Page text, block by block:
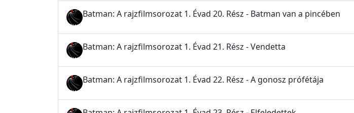
Batman: A rajzfilmsorozat 1. Évad 20. Rész - Batman van a pincében
Batman: A rajzfilmsorozat 1. Évad 21. Rész - Vendetta
Batman: A rajzfilmsorozat 1. Évad 22. Rész - A gonosz prófétája